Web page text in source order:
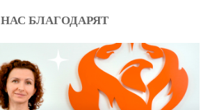
НАС БЛАГОДАРЯТ